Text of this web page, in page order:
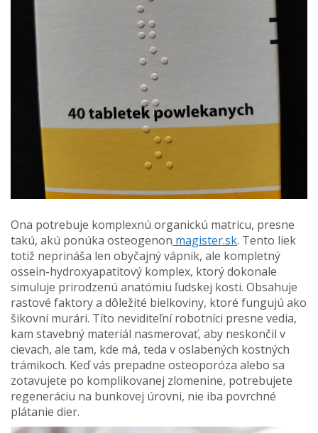
Ona potrebuje komplexnú organickú matricu, presne
takú, akú ponúka osteogenon magister.sk. Tento liek
totiž neprináša len obyčajný vápnik, ale kompletný
ossein-hydroxyapatitový komplex, ktorý dokonale
simuluje prirodzenú anatómiu ľudskej kosti. Obsahuje
rastové faktory a dôležité bielkoviny, ktoré fungujú ako
šikovní murári. Títo neviditeľní robotníci presne vedia,
kam stavebný materiál nasmerovať, aby neskončil v
cievach, ale tam, kde má, teda v oslabených kostných
trámikoch. Keď vás prepadne osteoporóza alebo sa
zotavujete po komplikovanej zlomenine, potrebujete
regeneráciu na bunkovej úrovni, nie iba povrchné
plátanie dier.